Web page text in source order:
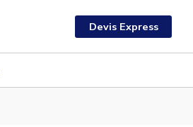
Devis Express